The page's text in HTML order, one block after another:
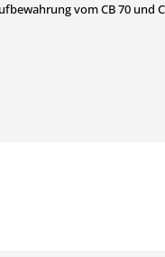
vom CB 70 und